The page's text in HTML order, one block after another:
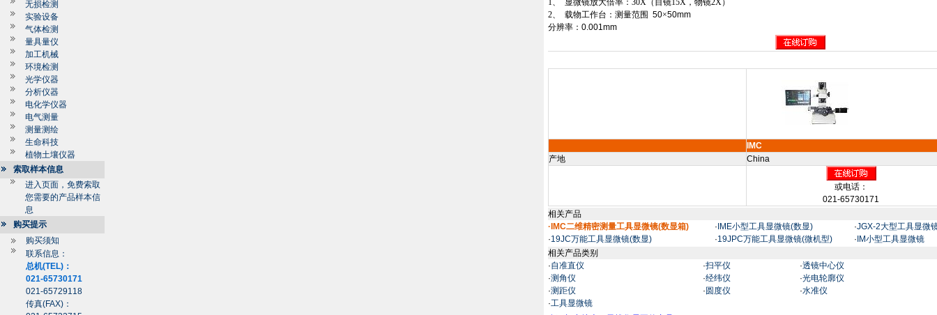
无损检测
实验设备
气体检测
量具量仪
加工机械
环境检测
光学仪器
分析仪器
电化学仪器
电气测量
测量测绘
生命科技
植物土壤仪器
索取样本信息
进入页面，免费索取
您需要的产品样本信
息
购买提示
购买须知
联系信息：
总机(TEL)：
021-65730171
021-65729118
传真(FAX)：
1、
显微镜放大倍率： 30X （目镜15X ，物镜2X）
2、
载物工作台：测量范围 50×50mm
分辨率： 0.001mm
IMC
产地
China
或电话：
021-65730171
相关产品
·IMC二维精密测量工具显微镜(数显箱)
· IME小型工具显微镜(数显) ·JGX-2大型工具显微
·19JC万能工具显微镜(数显) ·19JPC万能工具显微镜(微机型) · IM小型工具显微镜
相关产品类别
·自准直仪 ·扫平仪 ·透镜中心仪
·测角仪 ·经纬仪 ·光电轮廓仪
·测距仪 · 圆度仪 ·水准仪
·工具显微镜